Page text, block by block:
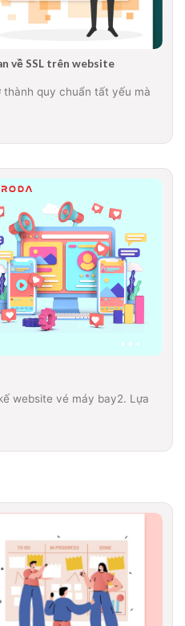
về SSL trên website
thành quy chuẩn tất yếu mà
website vé máy bay2. Lựa